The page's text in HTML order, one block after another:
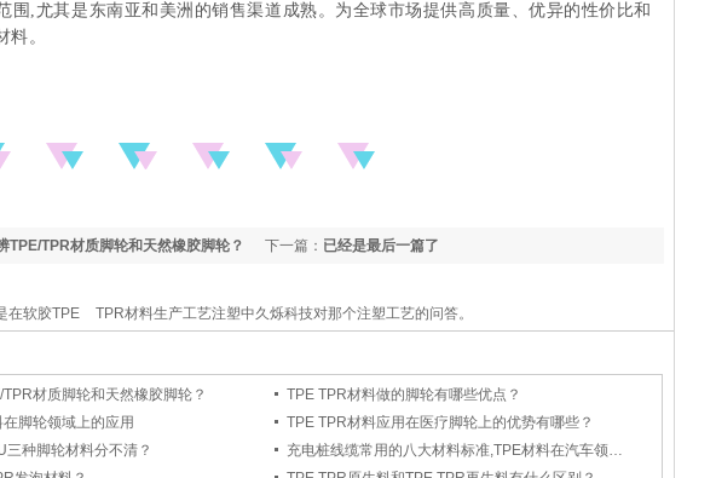
围,尤其是东南亚和美洲的销售渠道成熟。为全球市场提供高质量、优异的性价比和
料。
下一篇： 已经是最后一篇了
TPE/TPR材质脚轮和天然橡胶脚轮？
在软胶TPE TPR材料生产工艺注塑中久烁科技对那个注塑工艺的问答。
材质脚轮和天然橡胶脚轮？
TPE TPR材料做的脚轮有哪些优点？
脚轮领域上的应用
TPE TPR材料应用在医疗脚轮上的优势有哪些？
三种脚轮材料分不清？
充电桩线缆常用的八大材料标准,TPE材料在汽车领域适用么？